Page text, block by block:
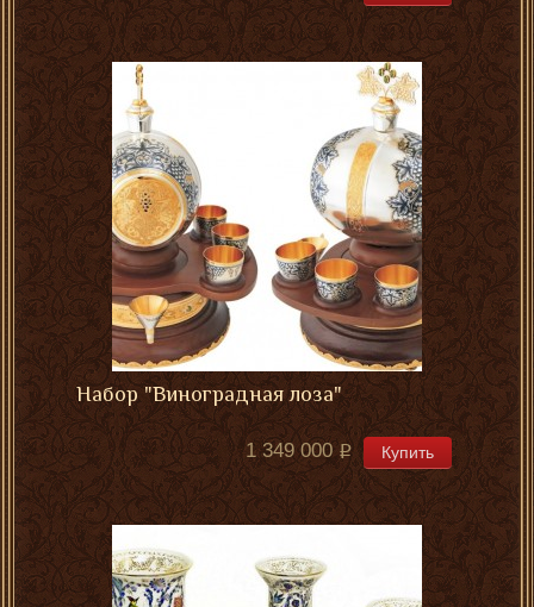
Набор "Виноградная лоза"
1 349 000 Купить